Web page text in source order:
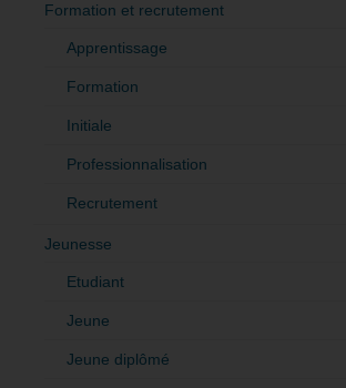
Formation et recrutement
Apprentissage
Formation
Initiale
Professionnalisation
Recrutement
Jeunesse
Etudiant
Jeune
Jeune diplômé